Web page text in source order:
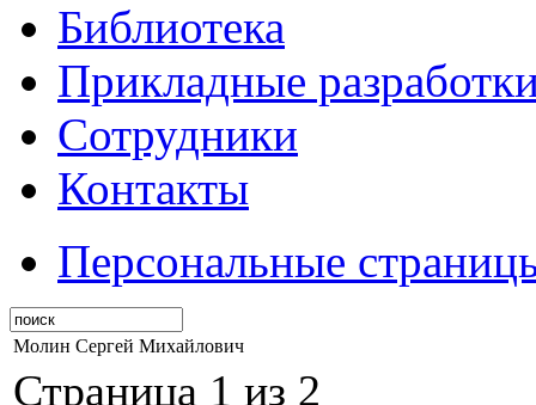
Библиотека
Прикладные
Сотрудники
Контакты
Персональные
Молин Сергей Михайлович
Страница 1 из 2